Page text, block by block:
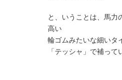
と、いうことは、馬力
高い
輪ゴムみたいな細いタ
「テッシャ」で補っ